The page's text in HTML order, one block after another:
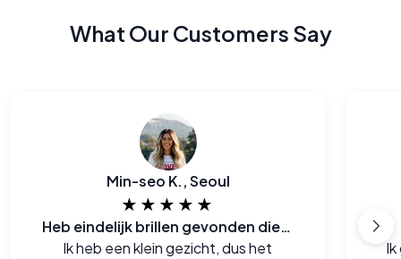
What Our Customers Say
Min-seo K., Seoul
★★★★★
Heb eindelijk brillen gevonden die zowel bij me passen als ook goed zijn voor de portemonee
Ik heb een klein gezicht, dus het